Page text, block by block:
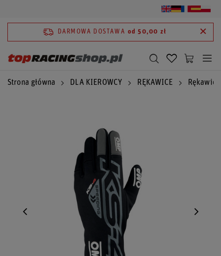
DARMOWA DOSTAWA od 50,00 zł
Strona główna DLA KIEROWCY RĘKAWICE